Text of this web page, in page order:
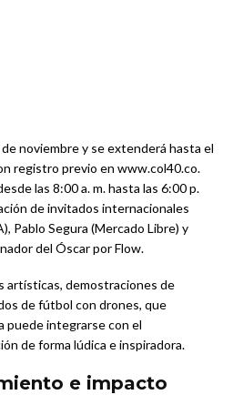
noviembre y se extenderá hasta el
registro previo en www.col40.co.
las 8:00 a. m. hasta las 6:00 p.
de invitados internacionales
Pablo Segura (Mercado Libre) y
del Óscar por Flow.
artísticas, demostraciones de
de fútbol con drones, que
puede integrarse con el
de forma lúdica e inspiradora.
e impacto